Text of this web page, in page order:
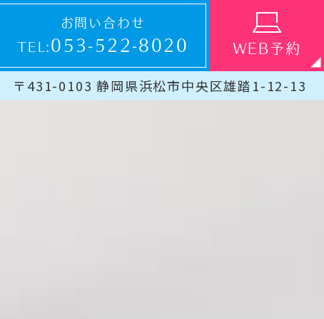
お問い合わせ
TEL: 053-522-8020 WEB予約
〒431-0103 静岡県浜松市中央区雄踏1-12-13